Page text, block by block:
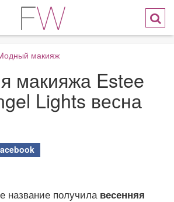
макияж
макияжа Estee
Lights весна
название получила весенняя